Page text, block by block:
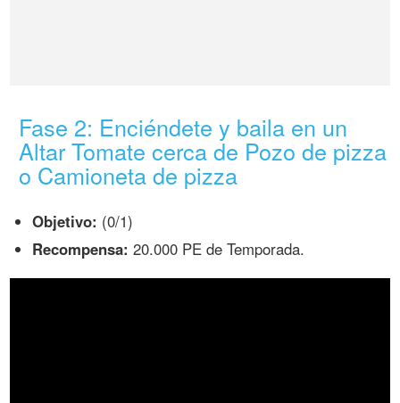
Fase 2: Enciéndete y baila en un
Altar Tomate cerca de Pozo de pizza
o Camioneta de pizza
Objetivo: (0/1)
Recompensa: 20.000 PE de Temporada.